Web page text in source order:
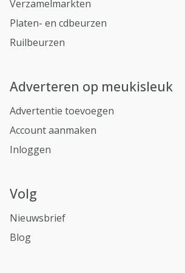
Verzamelmarkten
Platen- en cdbeurzen
Ruilbeurzen
Adverteren op meukisleuk
Advertentie toevoegen
Account aanmaken
Inloggen
Volg
Nieuwsbrief
Blog